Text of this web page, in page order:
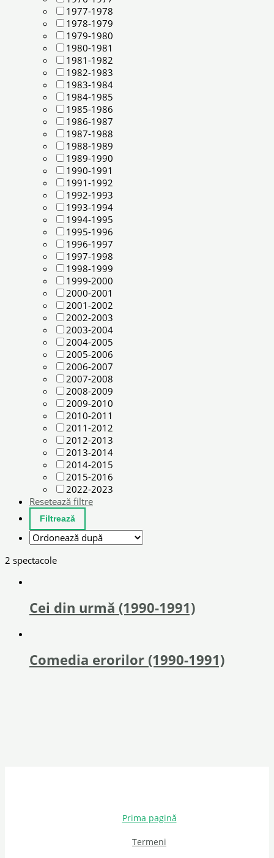
1977-1978
1978-1979
1979-1980
1980-1981
1981-1982
1982-1983
1983-1984
1984-1985
1985-1986
1986-1987
1987-1988
1988-1989
1989-1990
1990-1991
1991-1992
1992-1993
1993-1994
1994-1995
1995-1996
1996-1997
1997-1998
1998-1999
1999-2000
2000-2001
2001-2002
2002-2003
2003-2004
2004-2005
2005-2006
2006-2007
2007-2008
2008-2009
2009-2010
2010-2011
2011-2012
2012-2013
2013-2014
2014-2015
2015-2016
2022-2023
Resetează filtre
2 spectacole
Cei din urmă (1990-1991)
Comedia erorilor (1990-1991)
Prima pagină
Termeni